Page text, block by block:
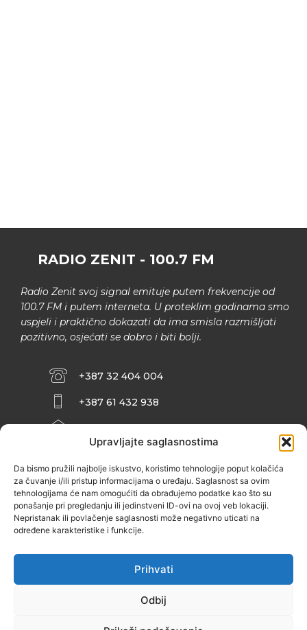
Upravljajte saglasnostima
Da bismo pružili najbolje iskustvo, koristimo tehnologije poput kolačića
za čuvanje i/ili pristup informacijama o uređaju. Saglasnost sa ovim
tehnologijama će nam omogućiti da obrađujemo podatke kao što su
ponašanje pri pregledanju ili jedinstveni ID-ovi na ovoj veb lokaciji.
Nepristanak ili povlačenje saglasnosti može negativno uticati na
određene karakteristike i funkcije.
Prihvati
Odbij
RADIO ZENIT - 100.7 FM
Radio Zenit svoj signal emituje putem frekvencije od
100.7 FM i putem interneta. U proteklim godinama smo
uspjeli i praktično dokazati da ima smisla razmišljati
pozitivno, osjećati se dobro i biti bolji.
+387 32 404 004
+387 61 432 938
INFO@ZENIT.BA
ZENIČANKA, 3. SPRAT), 72000 ZENICA